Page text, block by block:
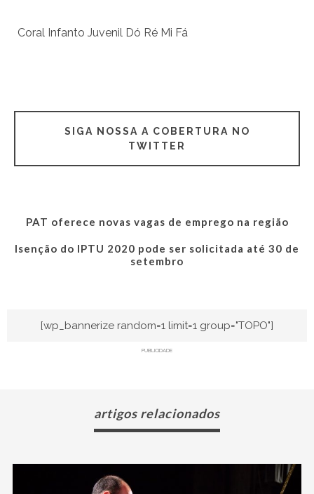
Coral Infanto Juvenil Dó Ré Mi Fá
SIGA NOSSA A COBERTURA NO
TWITTER
PAT oferece novas vagas de emprego na região
Isenção do IPTU 2020 pode ser solicitada até 30 de
setembro
[wp_bannerize random=1 limit=1 group="TOPO"]
PUBLICIDADE
artigos relacionados